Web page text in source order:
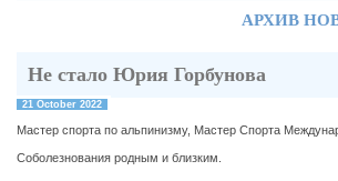
АРХИВ
Не стало Юрия Горбунова
21 October 2022
Мастер спорта по альпинизму, Мастер Спорта
Соболезнования родным и близким.